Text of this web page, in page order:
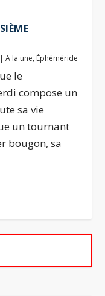
|A la une, Éphéméride
le
compose un
sa vie
un tournant
bougon, sa